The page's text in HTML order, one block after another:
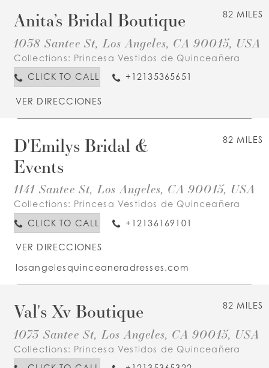
82 MILES
Anita’s Bridal Boutique
1038 Santee St, Los Angeles, CA 90015, USA
Collections: Princesa Vestidos de Quinceañera
CLICK TO CALL
+12135365651
VER DIRECCIONES
82 MILES
D'Emilys Bridal &
Events
1141 Santee St, Los Angeles, CA 90015, USA
Collections: Princesa Vestidos de Quinceañera
CLICK TO CALL
+12136169101
VER DIRECCIONES
losangelesquinceaneradresses.com
82 MILES
Val's Xv Boutique
1073 Santee St, Los Angeles, CA 90015, USA
Collections: Princesa Vestidos de Quinceañera